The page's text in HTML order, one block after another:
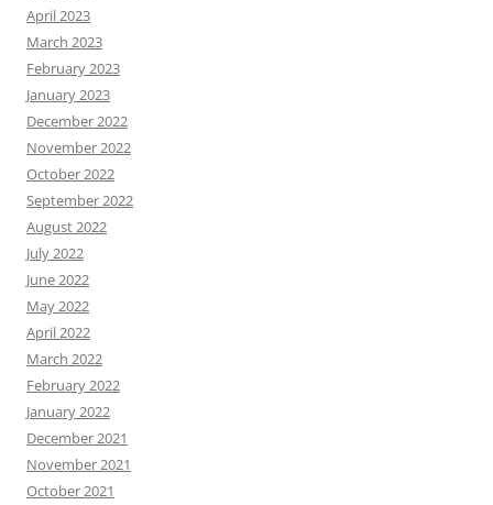
April 2023
March 2023
February 2023
January 2023
December 2022
November 2022
October 2022
September 2022
August 2022
July 2022
June 2022
May 2022
April 2022
March 2022
February 2022
January 2022
December 2021
November 2021
October 2021